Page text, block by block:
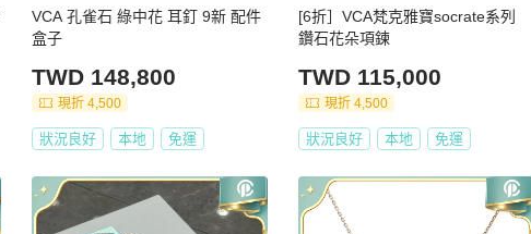
VCA 孔雀石 綠中花 耳釘 9新 配件
盒子
TWD 148,800
現折 4,500
狀況良好 本地 免運
[6折］VCA梵克雅寶socrate系列
鑽石花朵項鍊
TWD 115,000
現折 4,500
狀況良好 本地 免運